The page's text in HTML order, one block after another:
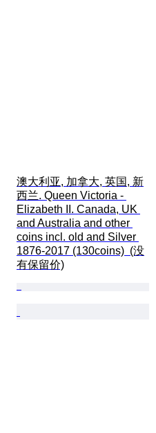
澳大利亚, 加拿大, 英国, 新
西兰. Queen Victoria -
Elizabeth II. Canada, UK
and Australia and other
coins incl. old and Silver
1876-2017 (130coins)  (没
有保留价)